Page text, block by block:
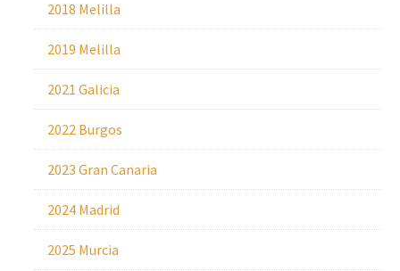
2018 Melilla
2019 Melilla
2021 Galicia
2022 Burgos
2023 Gran Canaria
2024 Madrid
2025 Murcia